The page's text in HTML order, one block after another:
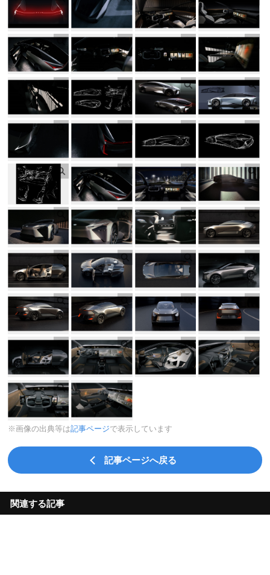
※画像の出典等は記事ページで表示しています
記事ページへ戻る
関連する記事